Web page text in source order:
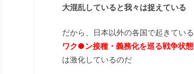
大混乱していると我々は捉えている
だから、日本以外の各国で起きている
ワク●ン接種・義務化を巡る戦争状態
は激化しているのだ